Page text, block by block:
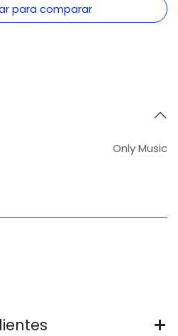
para comparar
Only Music